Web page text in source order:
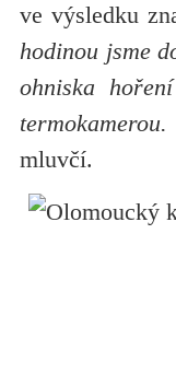
ve výsledku
hodinou jsme
ohniska
mluvčí.